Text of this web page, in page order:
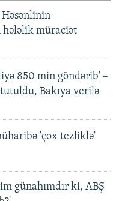
Həsənlinin
hələlik müraciət
850 min göndərib' –
Bakıya verilə
'çox tezliklə'
günahımdır ki, ABŞ